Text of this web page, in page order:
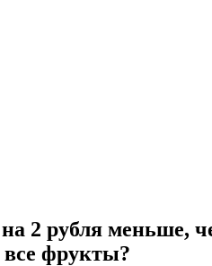
2 рубля меньше,
все фрукты?